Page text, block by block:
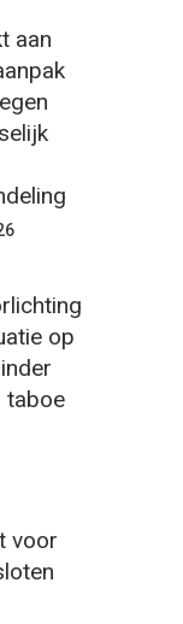
aan
op
taboe
voor